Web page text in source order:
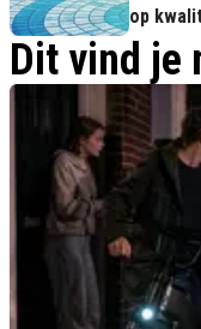
op
Dit vind je